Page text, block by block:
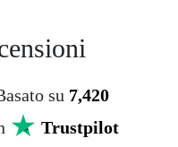
su 7,420
Trustpilot